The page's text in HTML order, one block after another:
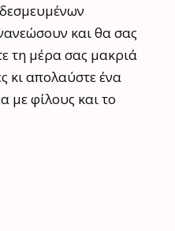
και θα σας
τη μέρα σας μακριά
κι απολαύστε ένα
με φίλους και το